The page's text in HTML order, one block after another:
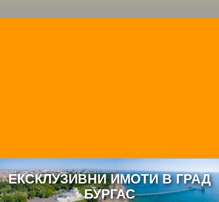
ЕКСКЛУЗИВНИ ИМОТИ В ГРАД
БУРГАС